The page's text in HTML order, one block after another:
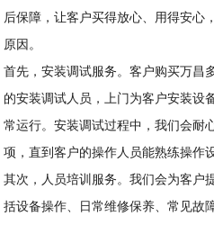
后保障，让客户买得放心、用得安心
原因。
首先，安装调试服务。客户购买万昌
的安装调试人员，上门为客户安装设
常运行。安装调试过程中，我们会耐
项，直到客户的操作人员能熟练操作
其次，人员培训服务。我们会为客户
括设备操作、日常维修保养、常见故